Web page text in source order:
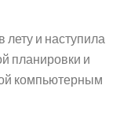
лету и наступила
планировки и
компьютерным